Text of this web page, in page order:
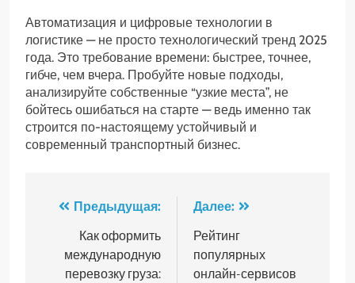
Автоматизация и цифровые технологии в
логистике — не просто технологический тренд 2025
года. Это требование времени: быстрее, точнее,
гибче, чем вчера. Пробуйте новые подходы,
анализируйте собственные “узкие места”, не
бойтесь ошибаться на старте — ведь именно так
строится по-настоящему устойчивый и
современный транспортный бизнес.
Навигация
записям
Предыдущая:
Как оформить
международную
перевозку груза:
Далее:
Рейтинг
популярных
онлайн-сервисов